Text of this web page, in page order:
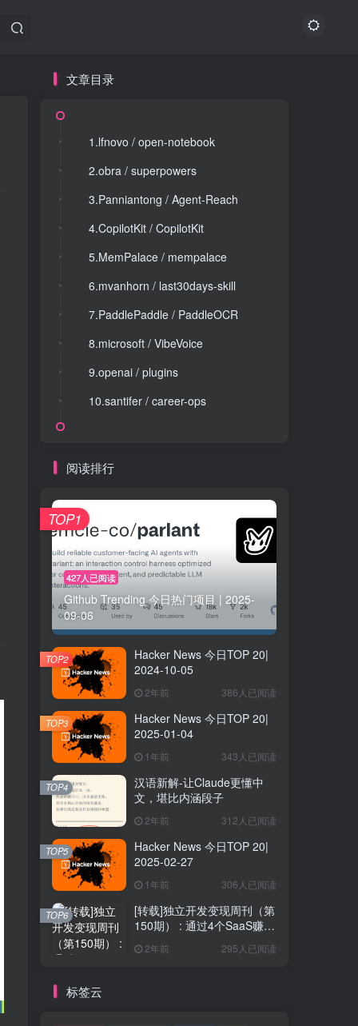
文章目录
1.lfnovo / open-notebook
2.obra / superpowers
3.Panniantong / Agent-Reach
4.CopilotKit / CopilotKit
5.MemPalace / mempalace
6.mvanhorn / last30days-skill
7.PaddlePaddle / PaddleOCR
8.microsoft / VibeVoice
9.openai / plugins
10.santifer / career-ops
文章目录
1.lfnovo / open-notebook
2.obra / superpowers
3.Panniantong / Agent-Reach
4.CopilotKit / CopilotKit
5.MemPalace / mempalace
6.mvanhorn / last30days-skill
7.PaddlePaddle / PaddleOCR
8.microsoft / VibeVoice
9.openai / plugins
10.santifer / career-ops
阅读排行
427人已阅读
Github Trending 今日热门项目 | 2025-
09-06
TOP1
Hacker News 今日TOP 20|
2024-10-05
2年前 386人已阅读
TOP2
Hacker News 今日TOP 20|
2025-01-04
1年前 343人已阅读
TOP3
汉语新解-让Claude更懂中
文，堪比内涵段子
2年前 312人已阅读
TOP4
Hacker News 今日TOP 20|
2025-02-27
1年前 306人已阅读
TOP5
[转载]独立开发变现周刊（第
150期） : 通过4个SaaS赚取
2年前 295人已阅读
TOP6
标签云